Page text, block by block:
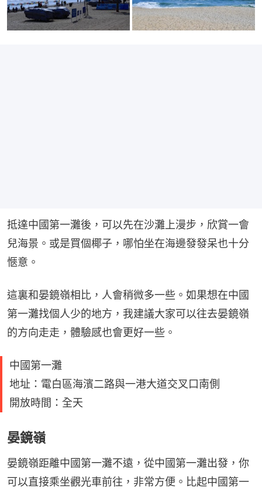
抵達中國第一灘後，可以先在沙灘上漫步，欣賞一會
兒海景。或是買個椰子，哪怕坐在海邊發發呆也十分
愜意。
這裏和晏鏡嶺相比，人會稍微多一些。如果想在中國
第一灘找個人少的地方，我建議大家可以往去晏鏡嶺
的方向走走，體驗感也會更好一些。
中國第一灘
地址：電白區海濱二路與一港大道交叉口南側
開放時間：全天
晏鏡嶺
晏鏡嶺距離中國第一灘不遠，從中國第一灘出發，你
可以直接乘坐觀光車前往，非常方便。比起中國第一